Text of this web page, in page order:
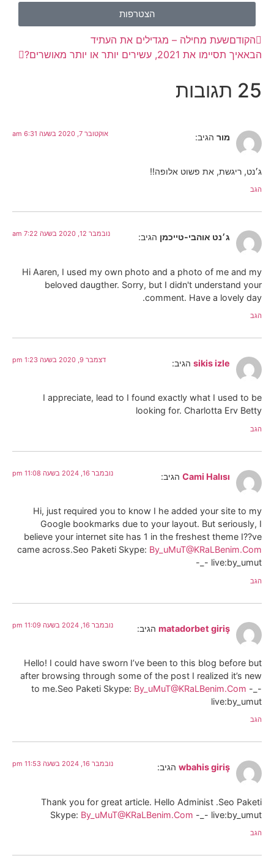
הצטרפות
הקודםשעת מחילה – מגדילים את העתיד
הבאאיך תסיימו את 2021, עשירים יותר או יותר מאושרים?
25 תגובות
מור הגיב: אוקטובר 7, 2020 בשעה 6:31 am
ג׳נט, ריגשת, את פשוט אלופה!!
הגב
ג׳נט אוהבי-טייכמן הגיב: נובמבר 12, 2020 בשעה 7:22 am
Hi Aaren, I used my own photo and a photo of me and my
beloved daugther. Sorry, but I didn't understand your
comment. Have a lovely day.
הגב
sikis izle הגיב: דצמבר 9, 2020 בשעה 1:23 pm
I appreciate, lead to I found exactly what I used to be
looking for. Charlotta Erv Betty
הגב
Cami Halısı הגיב: נובמבר 16, 2024 בשעה 11:08 pm
Hi, just required you to know I he added your site to my
Google bookmarks due to your layout. But seriously, I
believe your internet site has 1 in the freshest theme I??ve
came across.Seo Paketi Skype: By_uMuT@KRaLBenim.Com
-_- live:by_umut
הגב
matadorbet giriş הגיב: נובמבר 16, 2024 בשעה 11:09 pm
Hello! I could have sworn I’ve been to this blog before but
after browsing through some of the post I realized it’s new
to me.Seo Paketi Skype: By_uMuT@KRaLBenim.Com -_-
live:by_umut
הגב
wbahis giriş הגיב: נובמבר 16, 2024 בשעה 11:53 pm
Thank you for great article. Hello Administ .Seo Paketi
Skype: By_uMuT@KRaLBenim.Com -_- live:by_umut
הגב